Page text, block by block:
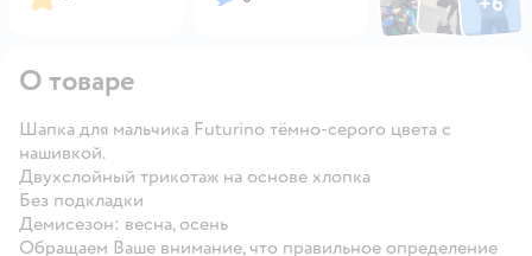
Открыть
О товаре
Шапка для мальчика Futurino тёмно-серого цвета с
нашивкой.
Двухслойный трикотаж на основе хлопка
Без подкладки
Демисезон: весна, осень
Обращаем Ваше внимание, что правильное определение